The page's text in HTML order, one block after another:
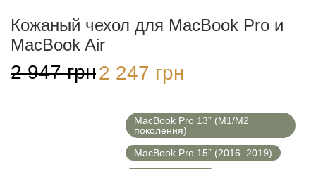
Кожаный чехол для MacBook Pro и
MacBook Air
2 947грн Первоначальная
цена
947 грн.
2 247 грн
MacBook Pro 13” (M1/M2
поколения)
MacBook Pro 15” (2016–2019)